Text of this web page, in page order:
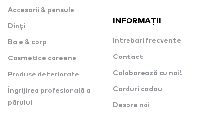
Accesorii & pensule
Dinți
Baie & corp
Cosmetice coreene
Produse deteriorate
Îngrijirea profesională a
părului
INFORMAȚII
Intrebari frecvente
Contact
Colaborează cu noi!
Carduri cadou
Despre noi